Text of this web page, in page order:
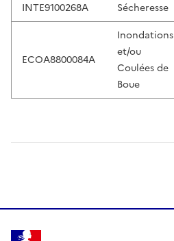
INTE9100268A
Sécheresse
ECOA8800084A
Inondations
et/ou
Coulées de
Boue